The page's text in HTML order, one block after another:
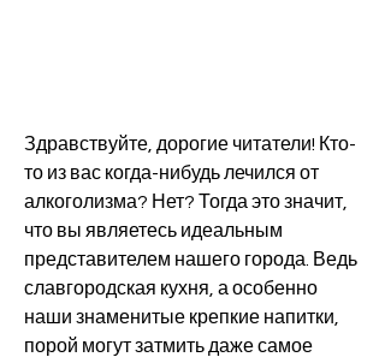
Здравствуйте, дорогие читатели! Кто-
то из вас когда-нибудь лечился от
алкоголизма? Нет? Тогда это значит,
что вы являетесь идеальным
представителем нашего города. Ведь
славгородская кухня, а особенно
наши знаменитые крепкие напитки,
порой могут затмить даже самое